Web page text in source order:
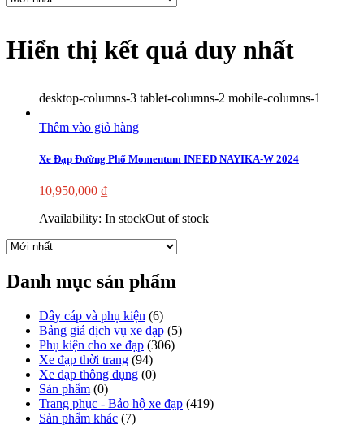
Hiển thị kết quả duy nhất
desktop-columns-3 tablet-columns-2 mobile-columns-1
Thêm vào giỏ hàng
Xe Đạp Đường Phố Momentum INEED NAYIKA-W 2024
10,950,000 ₫
Availability: In stockOut of stock
Danh mục sản phẩm
Dây cáp và phụ kiện (6)
Bảng giá dịch vụ xe đạp (5)
Phụ kiện cho xe đạp (306)
Xe đạp thời trang (94)
Xe đạp thông dụng (0)
Sản phẩm (0)
Trang phục - Bảo hộ xe đạp (419)
Sản phẩm khác (7)